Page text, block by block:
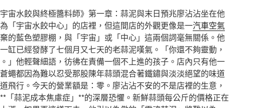
宙水餃與終極醬料師》第一章：蒜泥與末日預兆廖沾沾坐在他
「宇宙水餃中心」的店裡，但這間店的外觀更像是一汽車空氣
的藍色塑膠棚，與「宇宙」或「中心」這兩個詞毫無關係。他
缸已經發酵了七個月又七天的老蒜泥嘆氣。「你還不夠靈動，
」他輕聲細語，彷彿在責備一個不上進的孩子。店內只有他一
蠅都因為難以忍受那股陳年蒜頭混合著鐵鏽與淡淡絕望的味道
飛行。今天的營業額是：零。廖沾沾不安的不是店裡的生意，
「蒜泥成本焦慮症」**的深層恐懼。新鮮蒜頭每公斤的價格正在